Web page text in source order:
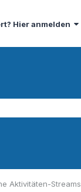
Hier anmelden
Aktivitäten-Streams